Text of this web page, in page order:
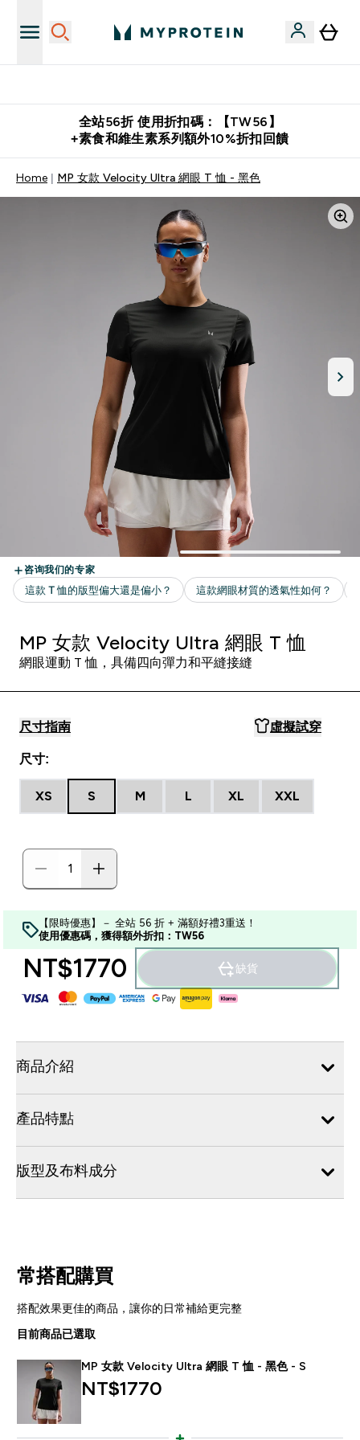
全站56折 使用折扣碼：【TW56】
+素食和維生素系列額外10%折扣回饋
Home MP 女款 Velocity Ultra 網眼 T 恤 - 黑色
MP 女款 Velocity Ultra 網眼 T 恤
網眼運動 T 恤，具備四向彈力和平縫接縫
尺寸指南 虛擬試穿
尺寸:
XS S M L XL XXL
【限時優惠】－ 全站 56 折 + 滿額好禮3重送！
使用優惠碼，獲得額外折扣：TW56
NT$1770‎ 缺貨
商品介紹
產品特點
版型及布料成分
常搭配購買
搭配效果更佳的商品，讓你的日常補給更完整
目前商品已選取
MP 女款 Velocity Ultra 網眼 T 恤 - 黑色 - S
NT$1770‎